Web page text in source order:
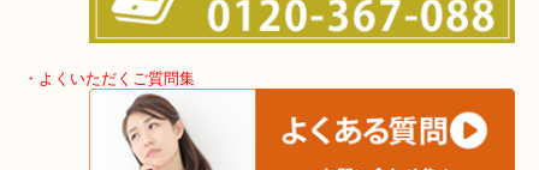
堺市・堺市南区・堺市中区
堺市北区・堺市東区和泉市
泉大津市・岸和田市・富田林市
上記に記載がないエリアでもご相談ください。